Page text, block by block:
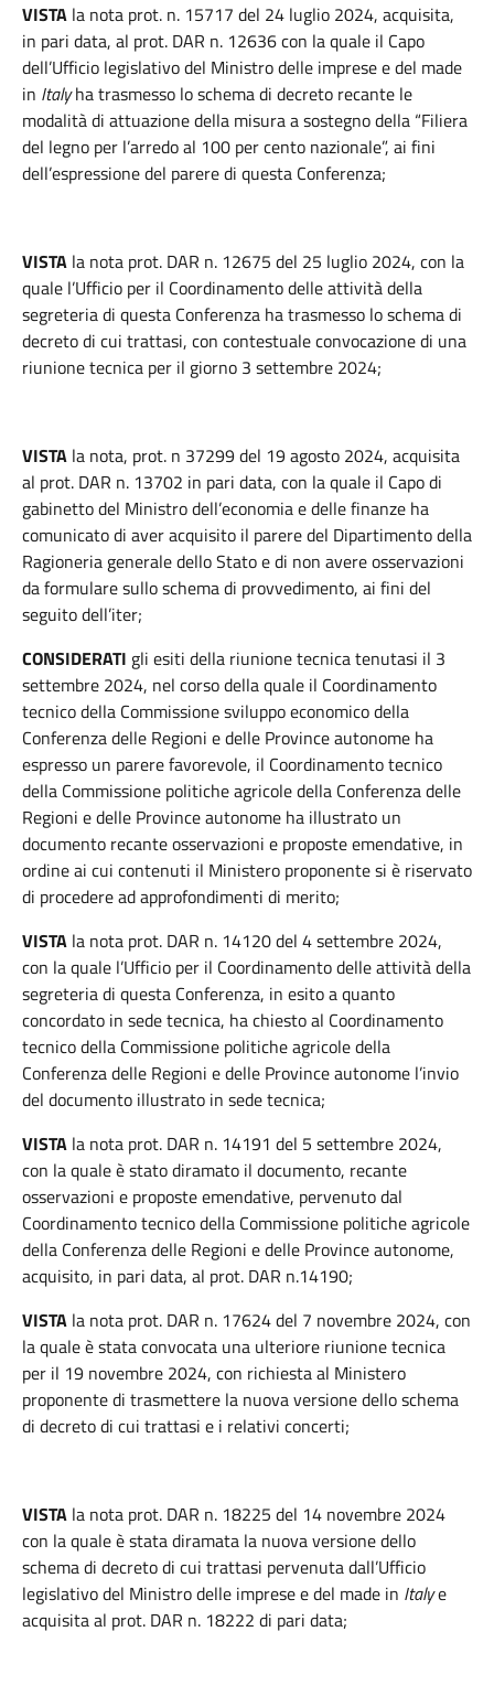
VISTA la nota prot. n. 15717 del 24 luglio 2024, acquisita,
in pari data, al prot. DAR n. 12636 con la quale il Capo
dell’Ufficio legislativo del Ministro delle imprese e del made
in Italyha trasmesso lo schema di decreto recante le
modalità di attuazione della misura a sostegno della “Filiera
del legno per l’arredo al 100 per cento nazionale”, ai fini
dell’espressione del parere di questa Conferenza;
VISTA la nota prot. DAR n. 12675 del 25 luglio 2024, con la
quale l’Ufficio per il Coordinamento delle attività della
segreteria di questa Conferenza ha trasmesso lo schema di
decreto di cui trattasi, con contestuale convocazione di una
riunione tecnica per il giorno 3 settembre 2024;
VISTA la nota, prot. n 37299 del 19 agosto 2024, acquisita
al prot. DAR n. 13702 in pari data, con la quale il Capo di
gabinetto del Ministro dell’economia e delle finanze ha
comunicato di aver acquisito il parere del Dipartimento della
Ragioneria generale dello Stato e di non avere osservazioni
da formulare sullo schema di provvedimento, ai fini del
seguito dell’iter;
CONSIDERATI gli esiti della riunione tecnica tenutasi il 3
settembre 2024, nel corso della quale il Coordinamento
tecnico della Commissione sviluppo economico della
Conferenza delle Regioni e delle Province autonome ha
espresso un parere favorevole, il Coordinamento tecnico
della Commissione politiche agricole della Conferenza delle
Regioni e delle Province autonome ha illustrato un
documento recante osservazioni e proposte emendative, in
ordine ai cui contenuti il Ministero proponente si è riservato
di procedere ad approfondimenti di merito;
VISTA la nota prot. DAR n. 14120 del 4 settembre 2024,
con la quale l’Ufficio per il Coordinamento delle attività della
segreteria di questa Conferenza, in esito a quanto
concordato in sede tecnica, ha chiesto al Coordinamento
tecnico della Commissione politiche agricole della
Conferenza delle Regioni e delle Province autonome l’invio
del documento illustrato in sede tecnica;
VISTA la nota prot. DAR n. 14191 del 5 settembre 2024,
con la quale è stato diramato il documento, recante
osservazioni e proposte emendative, pervenuto dal
Coordinamento tecnico della Commissione politiche agricole
della Conferenza delle Regioni e delle Province autonome,
acquisito, in pari data, al prot. DAR n.14190;
VISTA la nota prot. DAR n. 17624 del 7 novembre 2024, con
la quale è stata convocata una ulteriore riunione tecnica
per il 19 novembre 2024, con richiesta al Ministero
proponente di trasmettere la nuova versione dello schema
di decreto di cui trattasi e i relativi concerti;
VISTA la nota prot. DAR n. 18225 del 14 novembre 2024
con la quale è stata diramata la nuova versione dello
schema di decreto di cui trattasi pervenuta dall’Ufficio
legislativo del Ministro delle imprese e del made in Italye
acquisita al prot. DAR n. 18222 di pari data;